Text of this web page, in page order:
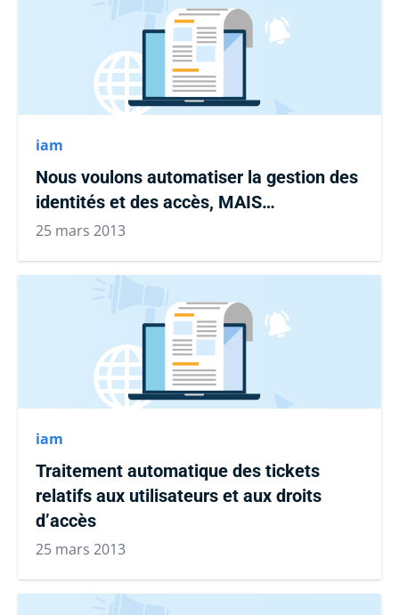
iam
Nous voulons automatiser la gestion des
identités et des accès, MAIS…
25 mars 2013
iam
Traitement automatique des tickets
relatifs aux utilisateurs et aux droits
d’accès
25 mars 2013